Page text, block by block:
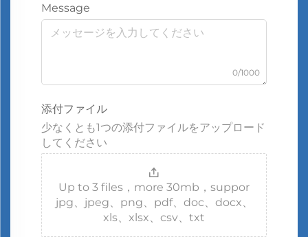
Message
0/1000
添付ファイル
少なくとも1つの添付ファイルをアップロード
してください
Up to 3 files，more 30mb，suppor
jpg、jpeg、png、pdf、doc、docx、
xls、xlsx、csv、txt